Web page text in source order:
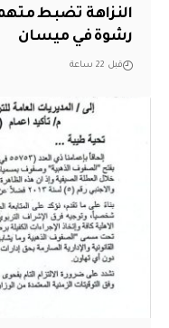
النزاهة تضبط
رشوة في ميسان
قبل 22 ساعة